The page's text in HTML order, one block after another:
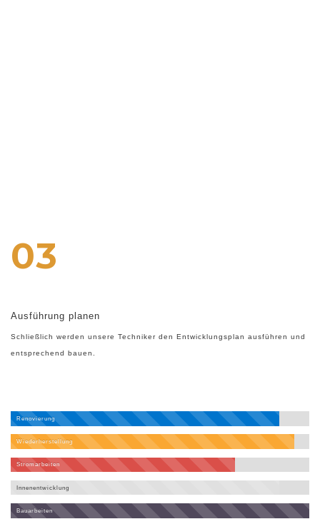
03
Ausführung planen
Schließlich werden unsere Techniker den Entwicklungsplan ausführen und
entsprechend bauen.
Renovierung
Wiederherstellung
Stromarbeiten
Innenentwicklung
Bauarbeiten